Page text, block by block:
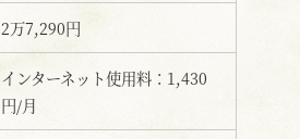
2万7,290円
インターネット使用料：1,430
円/月